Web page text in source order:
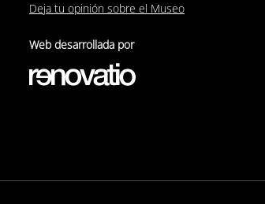
Deja tu opinión sobre el Museo
Web desarrollada por